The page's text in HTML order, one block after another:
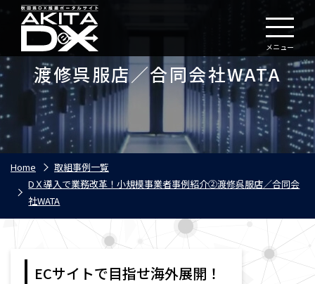
メニュー
渡修呉服店／合同会社WATA
Home
取組事例一覧
DＸ導入で業務改革！小規模事業者事例紹介②渡修呉服店／合同会
社WATA
ECサイトで目指せ海外展開！